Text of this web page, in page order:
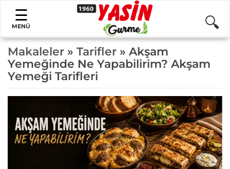
MENÜ
Makaleler » Tarifler » Akşam
Yemeğinde Ne Yapabilirim? Akşam
Yemeği Tarifleri